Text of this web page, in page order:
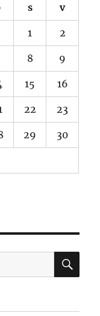
s v
1 2
8 9
15 16
22 23
29 30